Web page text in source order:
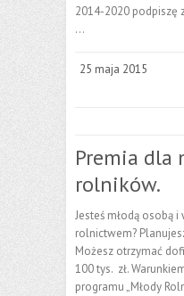
2014-2020 podpiszę
…
25 maja 2015
Premia dla
rolników.
Jesteś młodą osobą
rolnictwem?
Możesz otrzymać
100 tys. zł.
programu „Młody